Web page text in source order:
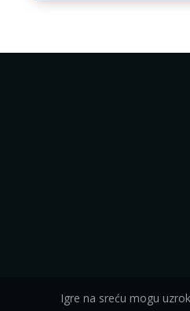
Igre na sreću mogu